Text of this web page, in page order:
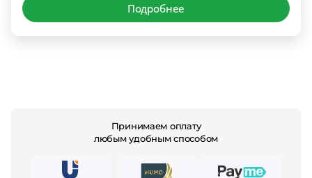
Подробнее
Принимаем оплату
любым удобным способом